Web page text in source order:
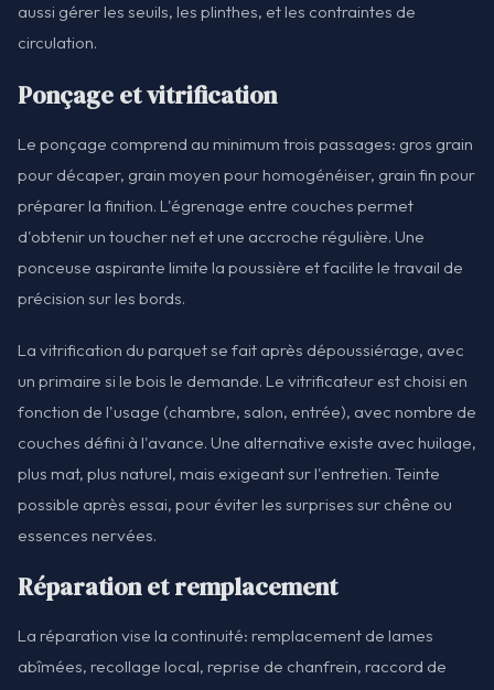
aussi gérer les seuils, les plinthes, et les contraintes de
circulation.
Ponçage et vitrification
Le ponçage comprend au minimum trois passages: gros grain
pour décaper, grain moyen pour homogénéiser, grain fin pour
préparer la finition. L'égrenage entre couches permet
d'obtenir un toucher net et une accroche régulière. Une
ponceuse aspirante limite la poussière et facilite le travail de
précision sur les bords.
La vitrification du parquet se fait après dépoussiérage, avec
un primaire si le bois le demande. Le vitrificateur est choisi en
fonction de l'usage (chambre, salon, entrée), avec nombre de
couches défini à l'avance. Une alternative existe avec huilage,
plus mat, plus naturel, mais exigeant sur l'entretien. Teinte
possible après essai, pour éviter les surprises sur chêne ou
essences nervées.
Réparation et remplacement
La réparation vise la continuité: remplacement de lames
abîmées, recollage local, reprise de chanfrein, raccord de